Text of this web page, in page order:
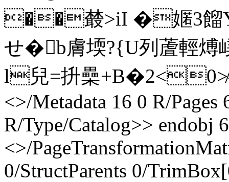
��樷>iI �嫟3餾Y
せ�b膚堧?{U列蔖輕
l兒=抍櫐
<>/Metadata 16 0 R/
R/Type/Catalog>> endobj
<>/
0/StructParents 0/